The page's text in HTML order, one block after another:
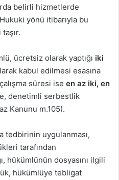
belirli hizmetlerde
Hukuki yönü itibarıyla bu
ücretsiz olarak yaptığı iki
kabul edilmesi esasına
süresi ise en az iki, en
denetimli serbestlik
Kanunu m.105).
tedbirinin uygulanması,
tarafından
hükümlünün dosyasını ilgili
hükümlüye tebligat